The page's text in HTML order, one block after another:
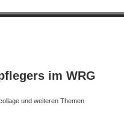
im WRG
und weiteren Themen